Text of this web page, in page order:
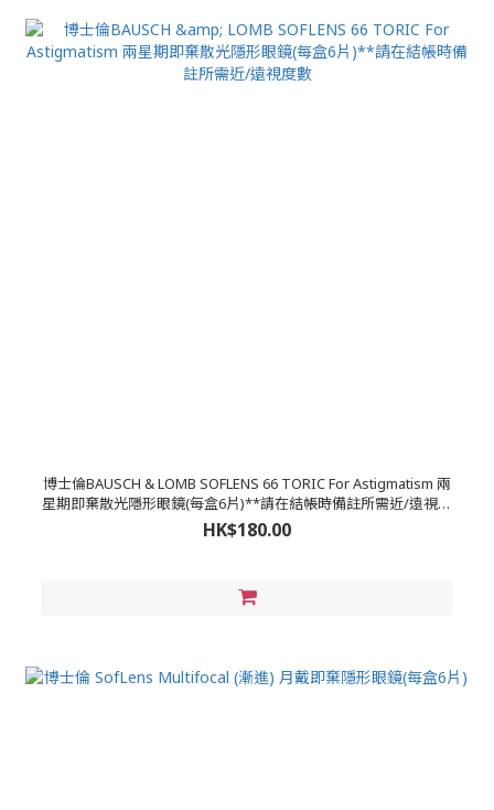
博士倫BAUSCH & LOMB SOFLENS 66 TORIC For Astigmatism 兩
星期即棄散光隱形眼鏡(每盒6片)**請在結帳時備註所需近/遠視度
數
HK$180.00